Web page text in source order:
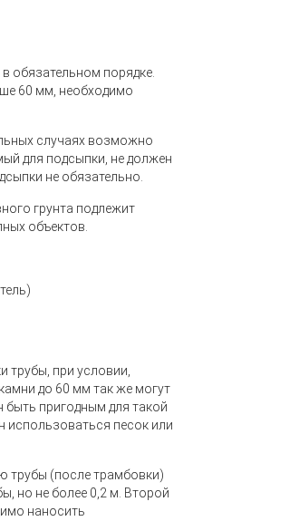
обязательном порядке.
60 мм, необходимо
случаях возможно
для подсыпки, не должен
не обязательно.
грунта подлежит
объектов.
трубы, при условии,
до 60 мм так же могут
быть пригодным для такой
использоваться песок или
трубы (после трамбовки)
но не более 0,2 м. Второй
наносить